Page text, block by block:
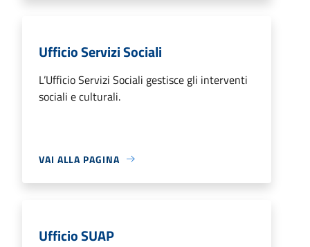
Ufficio Servizi Sociali
L’Ufficio Servizi Sociali gestisce gli interventi
sociali e culturali.
VAI ALLA PAGINA
Ufficio SUAP